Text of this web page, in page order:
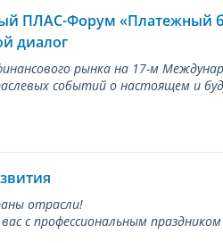
ПЛАС-Форум «Платежный
диалог
рынка на 17-м
событий о настоящем и
отрасли!
профессиональным праздником